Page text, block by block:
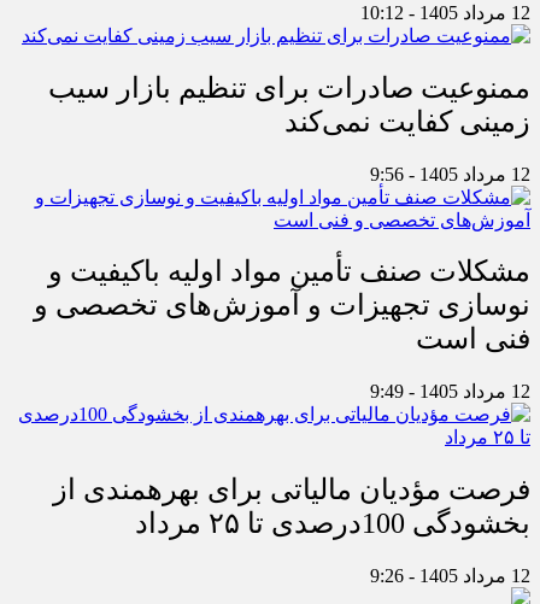
12 مرداد 1405 - 10:12
ممنوعیت صادرات برای تنظیم بازار سیب
زمینی کفایت نمی‌کند
12 مرداد 1405 - 9:56
مشکلات صنف تأمین مواد اولیه باکیفیت و
نوسازی تجهیزات و آموزش‌های تخصصی و
فنی است
12 مرداد 1405 - 9:49
فرصت مؤدیان مالیاتی برای بهره‎مندی از
بخشودگی 100درصدی تا ۲۵ مرداد
12 مرداد 1405 - 9:26